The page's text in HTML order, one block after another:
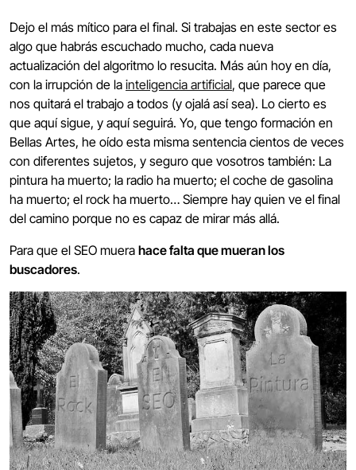
Dejo el más mítico para el final. Si trabajas en este sector es
algo que habrás escuchado mucho, cada nueva
actualización del algoritmo lo resucita. Más aún hoy en día,
con la irrupción de la inteligencia artificial, que parece que
nos quitará el trabajo a todos (y ojalá así sea). Lo cierto es
que aquí sigue, y aquí seguirá. Yo, que tengo formación en
Bellas Artes, he oído esta misma sentencia cientos de veces
con diferentes sujetos, y seguro que vosotros también: La
pintura ha muerto; la radio ha muerto; el coche de gasolina
ha muerto; el rock ha muerto… Siempre hay quien ve el final
del camino porque no es capaz de mirar más allá.
Para que el SEO muera hace falta que mueran los
buscadores.